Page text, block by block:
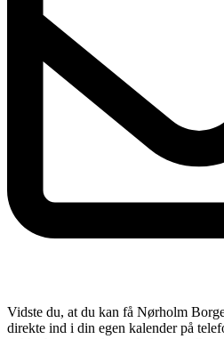
Vidste du, at du kan få Nørholm
direkte ind i din egen kalender på